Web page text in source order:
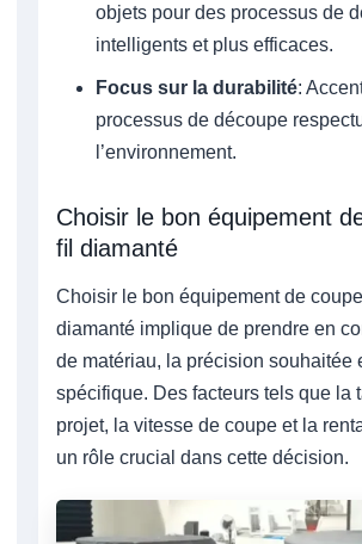
objets pour des processus de
intelligents et plus efficaces.
Focus sur la durabilité:
processus de découpe
l’environnement.
Choisir le bon équipement
fil diamanté
Choisir le bon équipement de coupe
diamanté implique de prendre en
de matériau, la précision souhaitée
spécifique. Des facteurs tels que la
projet, la vitesse de coupe et la
un rôle crucial dans cette décision.